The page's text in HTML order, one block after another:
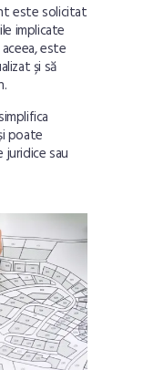
este solicitat
implicate
este
și să
poate
sau